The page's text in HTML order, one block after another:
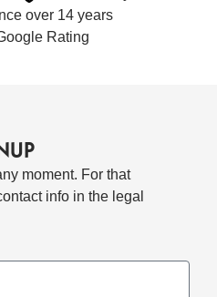
over 14 years
Rating
moment. For that
info in the legal